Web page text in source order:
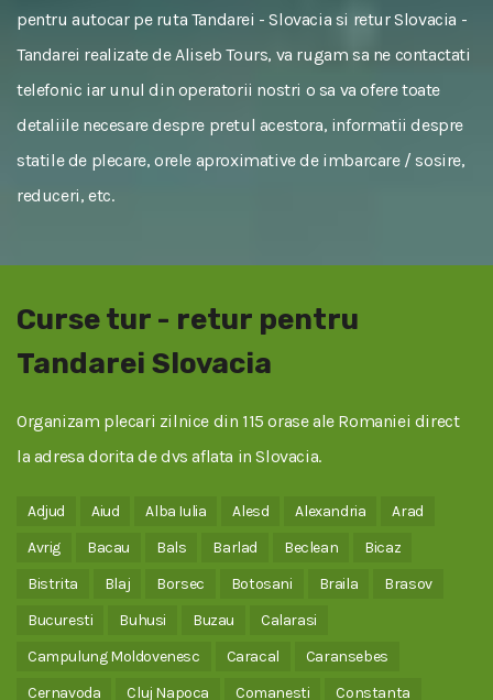
pentru autocar pe ruta Tandarei - Slovacia si retur Slovacia -
Tandarei realizate de Aliseb Tours, va rugam sa ne contactati
telefonic iar unul din operatorii nostri o sa va ofere toate
detaliile necesare despre pretul acestora, informatii despre
statile de plecare, orele aproximative de imbarcare / sosire,
reduceri, etc.
Curse tur - retur pentru
Tandarei Slovacia
Organizam plecari zilnice din 115 orase ale Romaniei direct
la adresa dorita de dvs aflata in Slovacia.
Adjud Aiud Alba Iulia Alesd Alexandria
Arad
Avrig
Bacau Bals Barlad Beclean
Bicaz
Bistrita
Blaj Borsec Botosani Braila
Brasov
Bucuresti
Buhusi Buzau
Calarasi
Campulung Moldovenesc
Caracal
Caransebes
Cernavoda
Cluj Napoca Comanesti
Constanta